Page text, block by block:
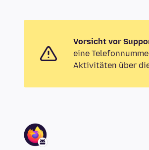
Vorsicht vor
eine
Aktivitäten über